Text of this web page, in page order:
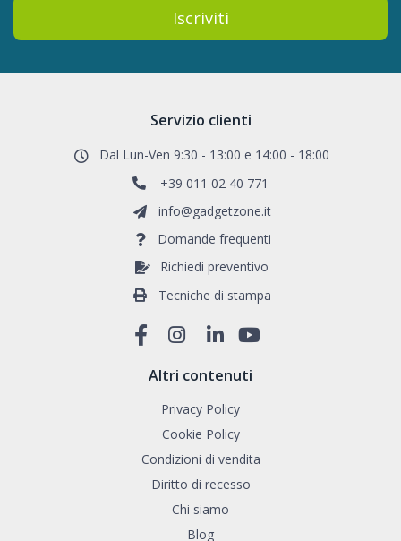
Iscriviti
Servizio clienti
Dal Lun-Ven 9:30 - 13:00 e 14:00 - 18:00
+39 011 02 40 771
info@gadgetzone.it
Domande frequenti
Richiedi preventivo
Tecniche di stampa
Altri contenuti
Privacy Policy
Cookie Policy
Condizioni di vendita
Diritto di recesso
Chi siamo
Blog